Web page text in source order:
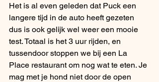
Het is al even geleden dat Puck een
langere tijd in de auto heeft gezeten
dus is ook gelijk wel weer een mooie
test. Totaal is het 3 uur rijden, en
tussendoor stoppen we bij een La
Place restaurant om nog wat te eten. Je
mag met je hond niet door de open